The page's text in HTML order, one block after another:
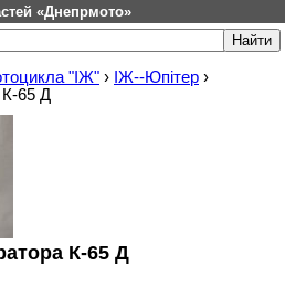
«Днепрмото»
"ІЖ" › ІЖ--Юпітер ›
К-65 Д
К-65 Д